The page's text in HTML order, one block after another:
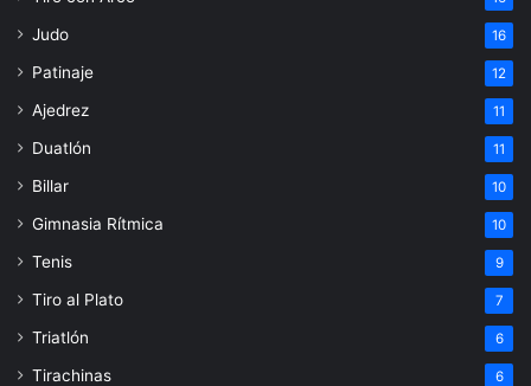
Judo 16
Patinaje 12
Ajedrez 11
Duatlón 11
Billar 10
Gimnasia Rítmica 10
Tenis 9
Tiro al Plato 7
Triatlón 6
Tirachinas 6